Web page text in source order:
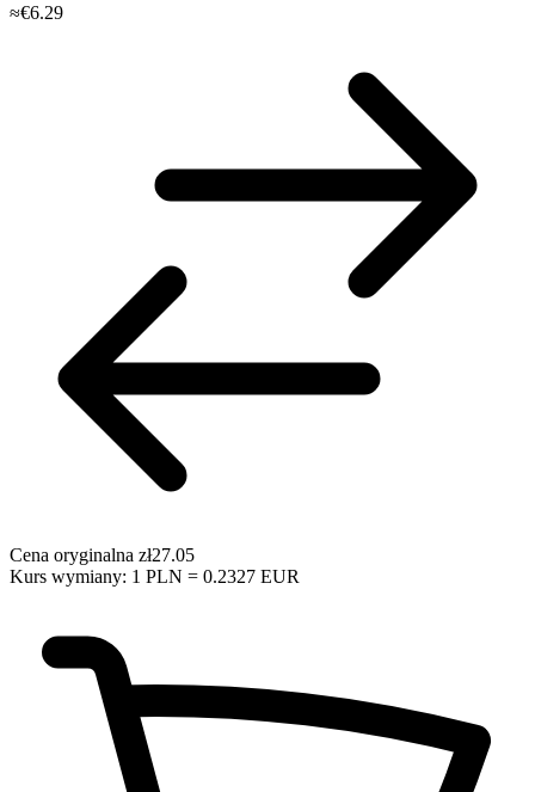
≈€6.29
Cena oryginalna zł27.05
Kurs wymiany: 1 PLN = 0.2327 EUR